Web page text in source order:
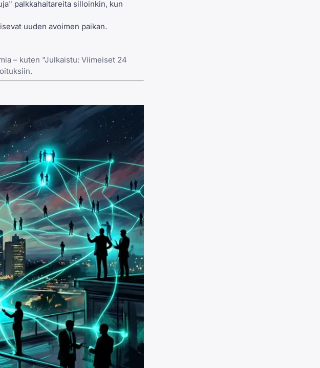
palkkahaitareita silloinkin, kun
uuden avoimen paikan.
– kuten "Julkaistu: Viimeiset 24